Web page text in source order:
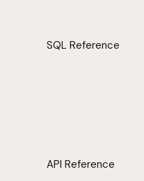
SQL Reference
API Reference